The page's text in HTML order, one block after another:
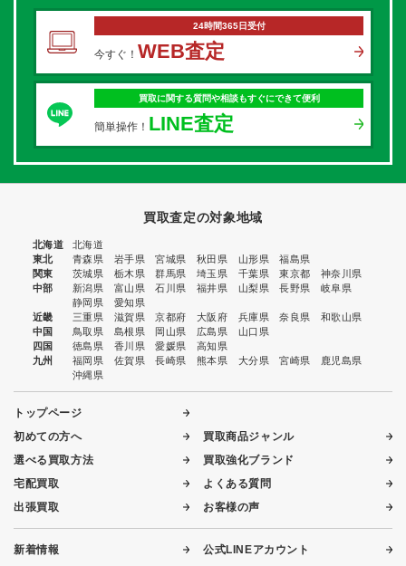
24時間365日受付
今すぐ！ WEB査定
買取に関する質問や相談もすぐにできて便利
簡単操作！ LINE査定
買取査定の対象地域
北海道
北海道
東北
青森県 岩手県 宮城県 秋田県 山形県
福島県
関東
茨城県 栃木県 群馬県 埼玉県 千葉県 東京都
神奈川県
中部
新潟県 富山県 石川県 福井県 山梨県 長野県
岐阜県
静岡県
愛知県
近畿
三重県 滋賀県 京都府 大阪府 兵庫県 奈良県
和歌山県
中国
鳥取県 島根県 岡山県 広島県
山口県
四国
徳島県 香川県 愛媛県
高知県
九州
福岡県 佐賀県 長崎県 熊本県 大分県 宮崎県
鹿児島県
沖縄県
トップページ
初めての方へ
選べる買取方法
宅配買取
出張買取
買取商品ジャンル
買取強化ブランド
よくある質問
お客様の声
新着情報
公式LINEアカウント